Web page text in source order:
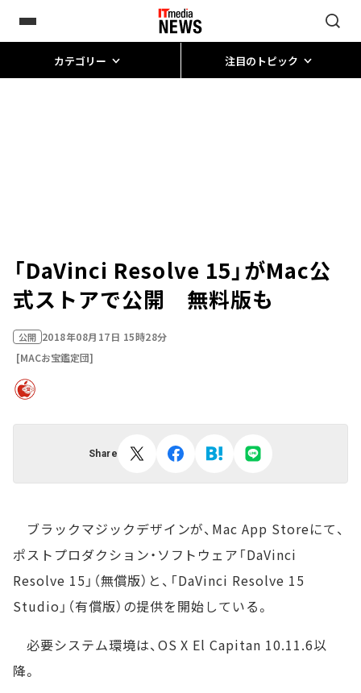
カテゴリー 注目のトピック
「DaVinci Resolve 15」がMac公
式ストアで公開 無料版も
公開 2018年08月17日 15時28分
[MACお宝鑑定団]
Share
ブラックマジックデザインが、Mac App Storeにて、
ポストプロダクション・ソフトウェア「DaVinci
Resolve 15」（無償版）と、「DaVinci Resolve 15
Studio」（有償版）の提供を開始している。
必要システム環境は、OS X El Capitan 10.11.6以
降。